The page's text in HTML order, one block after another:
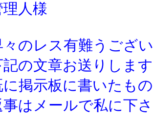
理人様
々のレス有難うござ
記の文章お送りしま
に掲示板に書いたも
事はメールで私に下